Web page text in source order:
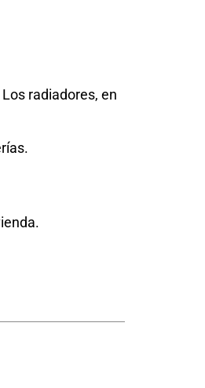
radiadores, en